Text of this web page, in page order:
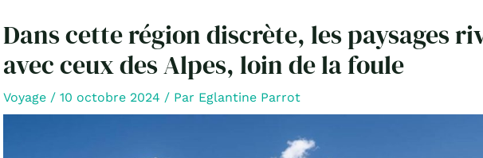
Dans cette région discrète, les paysages
avec ceux des Alpes, loin de la foule
Voyage/ 10 octobre 2024 / Par Eglantine Parrot